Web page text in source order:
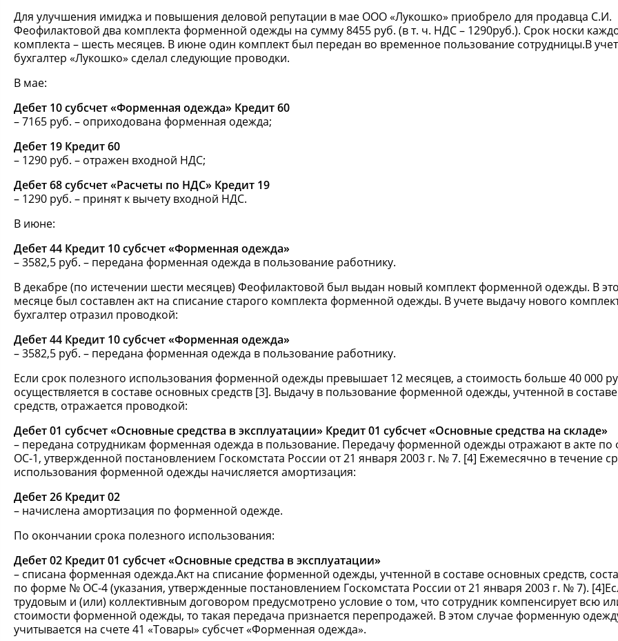
Для улучшения имиджа и повышения деловой репутации в мае ООО «Лукошко» приобрело для продавца С.И.
Феофилактовой два комплекта форменной одежды на сумму 8455 руб. (в т. ч. НДС – 1290руб.). Срок носки
комплекта – шесть месяцев. В июне один комплект был передан во временное пользование сотрудницы.В
бухгалтер «Лукошко» сделал следующие проводки.
В мае:
Дебет 10 субсчет «Форменная одежда» Кредит 60
– 7165 руб. – оприходована форменная одежда;
Дебет 19 Кредит 60
– 1290 руб. – отражен входной НДС;
Дебет 68 субсчет «Расчеты по НДС» Кредит 19
– 1290 руб. – принят к вычету входной НДС.
В июне:
Дебет 44 Кредит 10 субсчет «Форменная одежда»
– 3582,5 руб. – передана форменная одежда в пользование работнику.
В декабре (по истечении шести месяцев) Феофилактовой был выдан новый комплект форменной одежды. В
месяце был составлен акт на списание старого комплекта форменной одежды. В учете выдачу нового
бухгалтер отразил проводкой:
Дебет 44 Кредит 10 субсчет «Форменная одежда»
– 3582,5 руб. – передана форменная одежда в пользование работнику.
Если срок полезного использования форменной одежды превышает 12 месяцев, а стоимость больше 40 000
осуществляется в составе основных средств [3]. Выдачу в пользование форменной одежды, учтенной в
средств, отражается проводкой:
Дебет 01 субсчет «Основные средства в эксплуатации» Кредит 01 субсчет «Основные средства на складе»
– передана сотрудникам форменная одежда в пользование. Передачу форменной одежды отражают в акте
ОС-1, утвержденной постановлением Госкомстата России от 21 января 2003 г. № 7. [4] Ежемесячно в течение
использования форменной одежды начисляется амортизация:
Дебет 26 Кредит 02
– начислена амортизация по форменной одежде.
По окончании срока полезного использования:
Дебет 02 Кредит 01 субсчет «Основные средства в эксплуатации»
– списана форменная одежда.Акт на списание форменной одежды, учтенной в составе основных средств,
по форме № ОС-4 (указания, утвержденные постановлением Госкомстата России от 21 января 2003 г. № 7).
трудовым и (или) коллективным договором предусмотрено условие о том, что сотрудник компенсирует всю
стоимости форменной одежды, то такая передача признается перепродажей. В этом случае форменную
учитывается на счете 41 «Товары» субсчет «Форменная одежда».